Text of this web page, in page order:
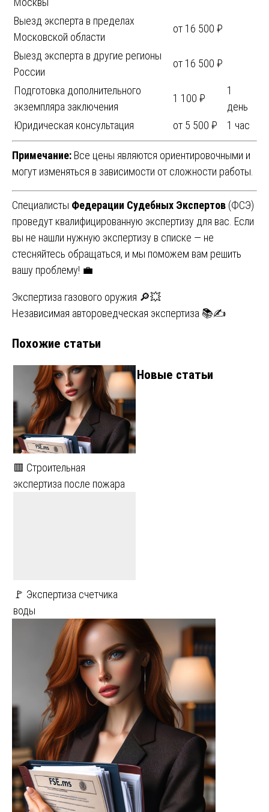
Выезд эксперта в пределах
Московской области
от 16 500 ₽
Выезд эксперта в другие регионы
России
от 16 500 ₽
Подготовка дополнительного
экземпляра заключения
1 100 ₽
1
день
Юридическая консультация
от 5 500 ₽ 1 час
Примечание: Все цены являются ориентировочными и
могут изменяться в зависимости от сложности работы.
Специалисты Федерации Судебных Экспертов (ФСЭ)
проведут квалифицированную экспертизу для вас. Если
вы не нашли нужную экспертизу в списке — не
стесняйтесь обращаться, и мы поможем вам решить
вашу проблему! 💼
Навигация
записям
Экспертиза газового оружия 🔎💥
Независимая автороведческая экспертиза 📚✍️
Похожие статьи
🟥 Строительная
экспертиза после пожара
🚩 Экспертиза счетчика
воды
Новые статьи